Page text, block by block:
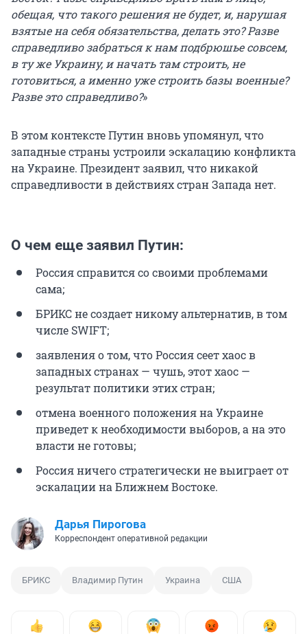
обещая, что такого решения не будет, и, нарушая
взятые на себя обязательства, делать это? Разве
справедливо забраться к нам подбрюшье совсем,
в ту же Украину, и начать там строить, не
готовиться, а именно уже строить базы военные?
Разве это справедливо?»
В этом контексте Путин вновь упомянул, что
западные страны устроили эскалацию конфликта
на Украине. Президент заявил, что никакой
справедливости в действиях стран Запада нет.
О чем еще заявил Путин:
Россия справится со своими проблемами
сама;
БРИКС не создает никому альтернатив, в том
числе SWIFT;
заявления о том, что Россия сеет хаос в
западных странах — чушь, этот хаос —
результат политики этих стран;
отмена военного положения на Украине
приведет к необходимости выборов, а на это
власти не готовы;
Россия ничего стратегически не выиграет от
эскалации на Ближнем Востоке.
Дарья Пирогова
Корреспондент оперативной редакции
БРИКС Владимир Путин Украина США